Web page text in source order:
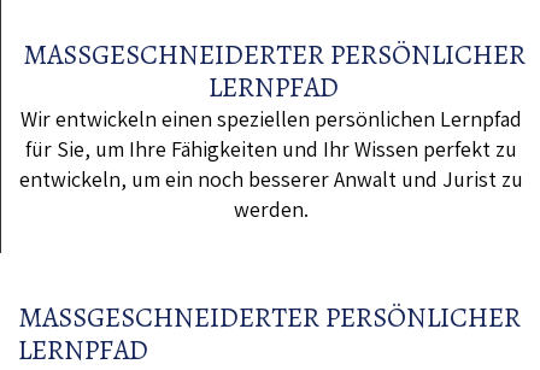
MASSGESCHNEIDERTER PERSÖNLICHER
LERNPFAD
MASSGESCHNEIDERTER PERSÖNLICHER
LERNPFAD
Wir entwickeln einen speziellen persönlichen Lernpfad
für Sie, um Ihre Fähigkeiten und Ihr Wissen perfekt zu
entwickeln, um ein noch besserer Anwalt und Jurist zu
werden.